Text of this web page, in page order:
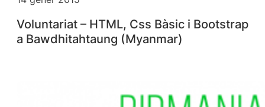
Voluntariat – HTML, Css Bàsic i Bootstrap
a Bawdhitahtaung (Myanmar)